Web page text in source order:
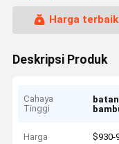
Harga terbaik
Deskripsi Produk
Cahaya
Tinggi
Harga $930-